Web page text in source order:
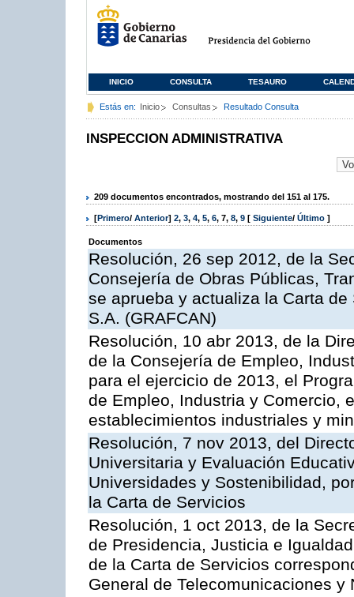
INICIO CONSULTA TESAURO
Estás en: Inicio Consultas Resultado Consulta
INSPECCION ADMINISTRATIVA
209 documentos encontrados, mostrando del 151 al 175.
[Primero/ Anterior] 2, 3, 4, 5, 6, 7, 8, 9 [ Siguiente/ Último ]
Documentos
Resolución, 26 sep 2012, de la
Consejería de Obras Públicas,
se aprueba y actualiza la Carta
S.A. (GRAFCAN)
Resolución, 10 abr 2013, de la
de la Consejería de Empleo,
para el ejercicio de 2013, el
de Empleo, Industria y Comercio,
establecimientos industriales y
Resolución, 7 nov 2013, del
Universitaria y Evaluación
Universidades y Sostenibilidad,
la Carta de Servicios
Resolución, 1 oct 2013, de la
de Presidencia, Justicia e
de la Carta de Servicios
General de Telecomunicaciones y